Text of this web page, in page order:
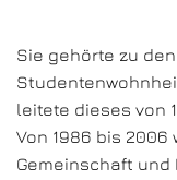
Sie gehörte zu
leitete dieses von
Von 1986 bis
Gemeinschaft